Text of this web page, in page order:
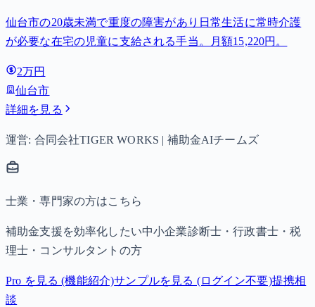
仙台市の20歳未満で重度の障害があり日常生活に常時介護
が必要な在宅の児童に支給される手当。月額15,220円。
2万円
仙台市
詳細を見る
運営: 合同会社TIGER WORKS | 補助金AIチームズ
士業・専門家の方はこちら
補助金支援を効率化したい中小企業診断士・行政書士・税
理士・コンサルタントの方
Pro を見る (機能紹介)サンプルを見る (ログイン不要)提携相
談